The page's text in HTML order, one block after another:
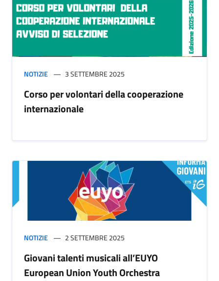
NOTIZIE 3 SETTEMBRE 2025
Corso per volontari della cooperazione
internazionale
NOTIZIE 2 SETTEMBRE 2025
Giovani talenti musicali all’EUYO
European Union Youth Orchestra